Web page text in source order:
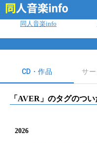
同人音楽info
CD・作品 サ
「 AVER 」のタグのつ
2026